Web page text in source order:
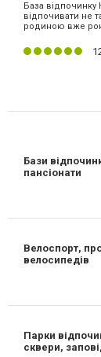
База
відпочивати не
родиною вже
Бази
пансіонати
Велоспорт,
велосипедів
Парки
сквери,